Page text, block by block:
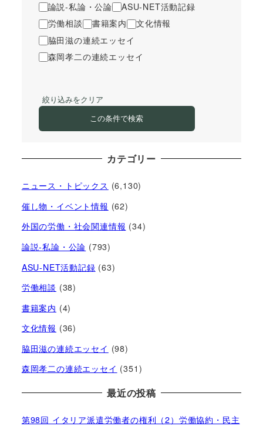
論説-私論・公論
ASU-NET活動記録
労働相談
書籍案内
文化情報
脇田滋の連続エッセイ
森岡孝二の連続エッセイ
絞り込みをクリア
この条件で検索
カテゴリー
ニュース・トピックス (6,130)
催し物・イベント情報 (62)
外国の労働・社会関連情報 (34)
論説-私論・公論 (793)
ASU-NET活動記録 (63)
労働相談 (38)
書籍案内 (4)
文化情報 (36)
脇田滋の連続エッセイ (98)
森岡孝二の連続エッセイ (351)
最近の投稿
第98回 イタリア派遣労働者の権利（2）労働協約・民主